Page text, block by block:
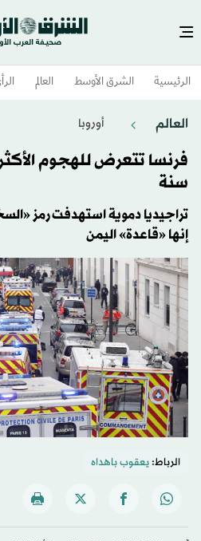
الرئيسية الشرق الأوسط​ العالم
العالم أوروبا
فرنسا تتعرض للهجوم
سنة
تراجيديا دموية استهدفت رمز
إنها «قاعدة» اليمن
الرباط:يعقوب باهداه